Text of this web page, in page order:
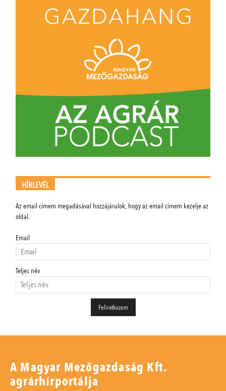
HÍRLEVÉL
Az email címem megadásával hozzájárulok, hogy az email címem kezelje az
oldal.
Email
Teljes név
A Magyar Mezőgazdaság Kft.
agrárhírportálja